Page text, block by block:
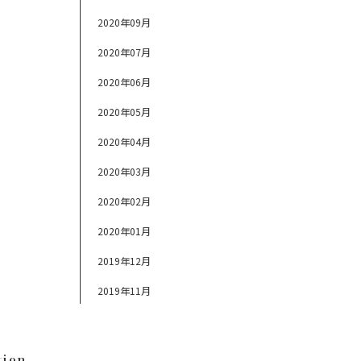
2020年09月
2020年07月
2020年06月
2020年05月
2020年04月
2020年03月
2020年02月
2020年01月
2019年12月
2019年11月